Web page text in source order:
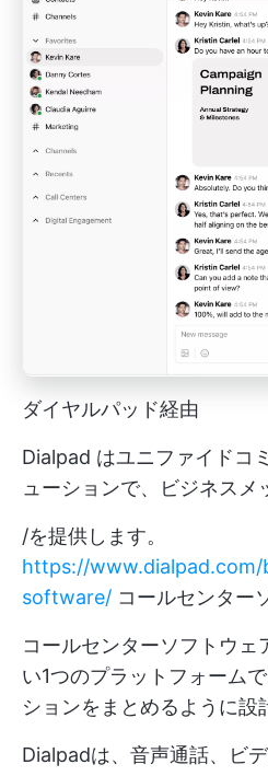
ダイヤルパッド経由
Dialpad はユニファイドコ
ューションで、ビジネスメ
/を提供します。
https://
software/ コールセンター
コールセンターソフトウ
い1つのプラットフォーム
ションをまとめるように設
Dialpadは、音声通話、ビ